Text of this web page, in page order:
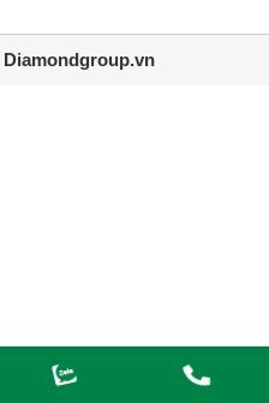
Diamondgroup.vn